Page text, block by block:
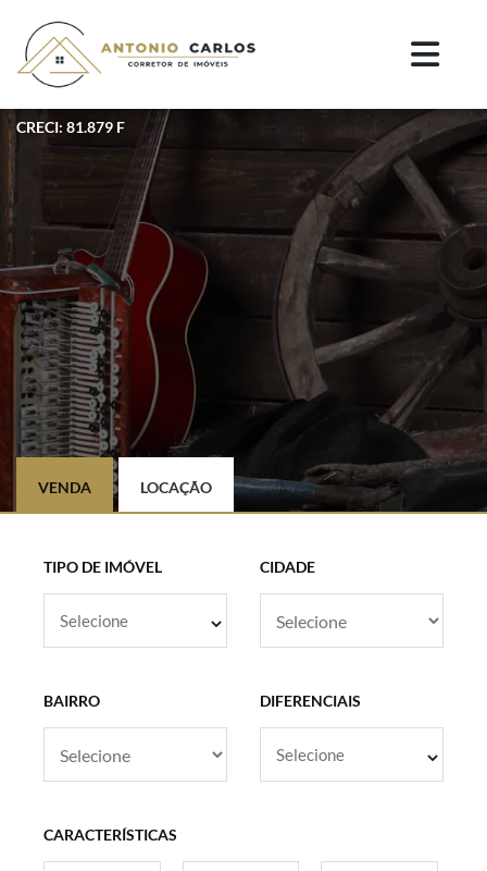
CRECI: 81.879 F
VENDA LOCAÇÃO
TIPO DE IMÓVEL
Selecione
CIDADE
BAIRRO DIFERENCIAIS
Selecione
CARACTERÍSTICAS